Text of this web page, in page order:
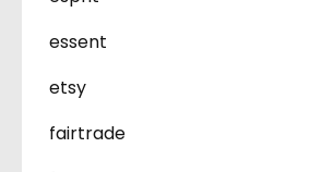
essent
etsy
fairtrade